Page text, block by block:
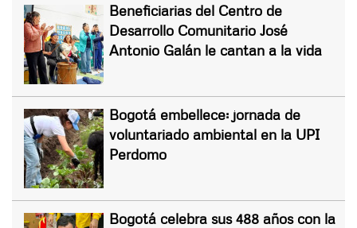
Beneficiarias del Centro de
Desarrollo Comunitario José
Antonio Galán le cantan a la vida
Bogotá embellece: jornada de
voluntariado ambiental en la UPI
Perdomo
Bogotá celebra sus 488 años con la